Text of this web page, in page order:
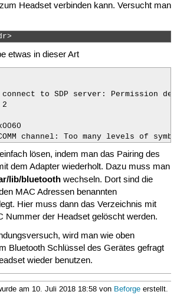
Headset verbinden kann. Versucht man
etwas in dieser Art
to SDP server: Permission
2
channel: Too many levels of
lösen, indem man das Pairing des
dem Adapter wiederholt. Dazu muss man
lib/bluetoothwechseln. Dort sind die
MAC Adressen benannten
Hier muss dann das Verzeichnis mit
Nummer der Headset gelöscht werden.
wird man wie oben
Bluetooth Schlüssel des Gerätes gefragt
wieder benutzen.
am 10. Juli 2018 18:58 von Beforge erstellt.